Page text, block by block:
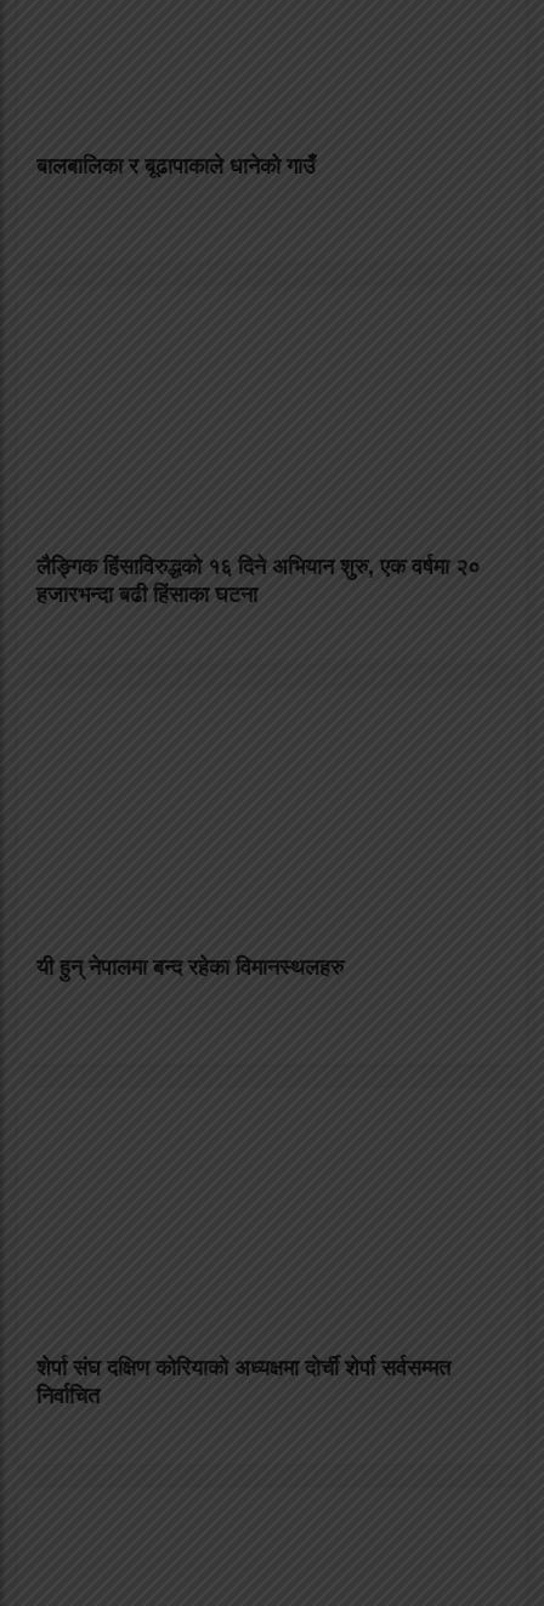
बालबालिका र बूढापाकाले धानेको गाउँ
लैङ्गिक हिंसाविरुद्धको १६ दिने अभियान शुरु, एक वर्षमा २०
हजारभन्दा बढी हिंसाका घटना
यी हुन् नेपालमा बन्द रहेका विमानस्थलहरु
शेर्पा संघ दक्षिण कोरियाको अध्यक्षमा दोर्ची शेर्पा सर्वसम्मत
निर्वाचित